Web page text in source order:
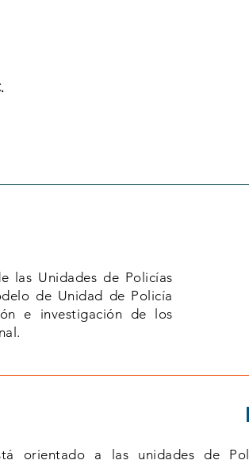
las Unidades de Policías
de Unidad de Policía
e investigación de los
orientado a las unidades de